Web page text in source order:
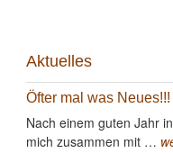
Aktuelles
Öfter mal was Neues!!!
Nach einem guten Jahr
mich zusammen mit …